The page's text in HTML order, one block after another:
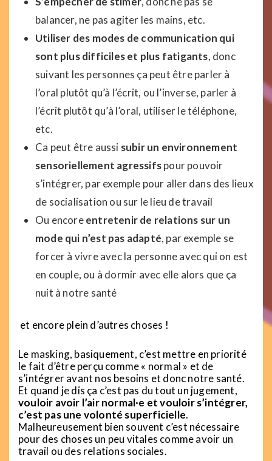
balancer, ne pas agiter les mains, etc.
Utiliser des modes de communication qui
sont plus difficiles et plus fatigants, donc
suivant les personnes ça peut être parler à
l’oral plutôt qu’à l’écrit, ou l’inverse, parler à
l’écrit plutôt qu’à l’oral, utiliser le téléphone,
etc.
Ca peut être aussi subir un environnement
sensoriellement agressifspour pouvoir
s’intégrer, par exemple pour aller dans des lieux
de socialisation ou sur le lieu de travail
Ou encoreentretenir de relations sur un
mode qui n’est pas adapté, par exemple se
forcer à vivre avec la personne avec qui on est
en couple, ou à dormir avec elle alors que ça
nuit à notre santé
et encore plein d’autres choses !
Le masking, basiquement, c’est mettre en priorité
le fait d’être perçu comme « normal » et de
s’intégrer avant nos besoins et donc notre santé.
Et quand je dis ça c’est pas du tout un jugement,
vouloir avoir l’air normal·e et vouloir s’intégrer,
c’est pas une volonté superficielle.
Malheureusement bien souvent c’est nécessaire
pour des choses un peu vitales comme avoir un
travail ou des relations sociales.